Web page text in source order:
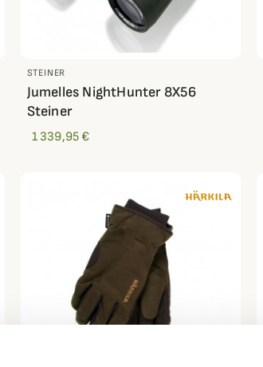
STEINER
Jumelles NightHunter 8X56
Steiner
1 339,95 €